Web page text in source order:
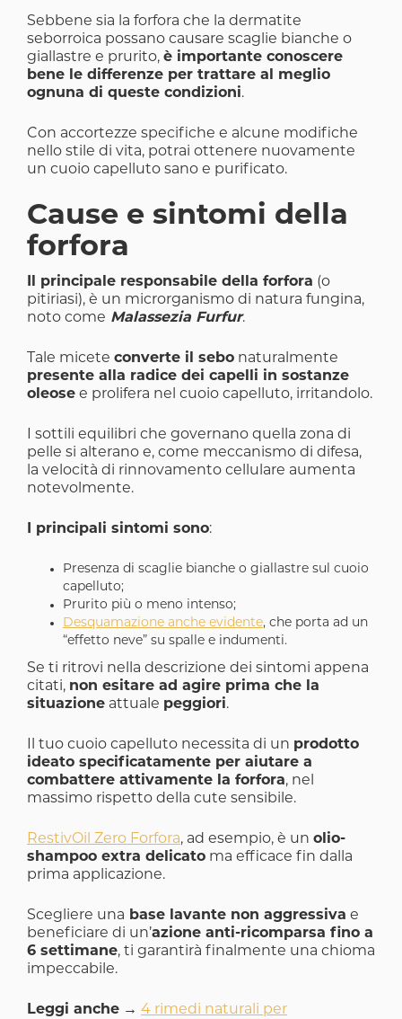
Sebbene sia la forfora che la dermatite
seborroica possano causare scaglie bianche o
giallastre e prurito, è importante conoscere
bene le differenze per trattare al meglio
ognuna di queste condizioni.
Con accortezze specifiche e alcune modifiche
nello stile di vita, potrai ottenere nuovamente
un cuoio capelluto sano e purificato.
Cause e sintomi della
forfora
Il principale responsabile della forfora (o
pitiriasi), è un microrganismo di natura fungina,
noto come Malassezia Furfur.
Tale micete converte il sebo naturalmente
presente alla radice dei capelli in sostanze
oleose e prolifera nel cuoio capelluto, irritandolo.
I sottili equilibri che governano quella zona di
pelle si alterano e, come meccanismo di difesa,
la velocità di rinnovamento cellulare aumenta
notevolmente.
I principali sintomi sono:
Presenza di scaglie bianche o giallastre sul cuoio
capelluto;
Prurito più o meno intenso;
Desquamazione anche evidente, che porta ad un
“effetto neve” su spalle e indumenti.
Se ti ritrovi nella descrizione dei sintomi appena
citati, non esitare ad agire prima che la
situazione attuale peggiori.
Il tuo cuoio capelluto necessita di un prodotto
ideato specificatamente per aiutare a
combattere attivamente la forfora, nel
massimo rispetto della cute sensibile.
RestivOil Zero Forfora, ad esempio, è un olio-
shampoo extra delicato ma efficace fin dalla
prima applicazione.
Scegliere una base lavante non aggressiva e
beneficiare di un’azione anti-ricomparsa fino a
6 settimane, ti garantirà finalmente una chioma
impeccabile.
Leggi anche → 4 rimedi naturali per